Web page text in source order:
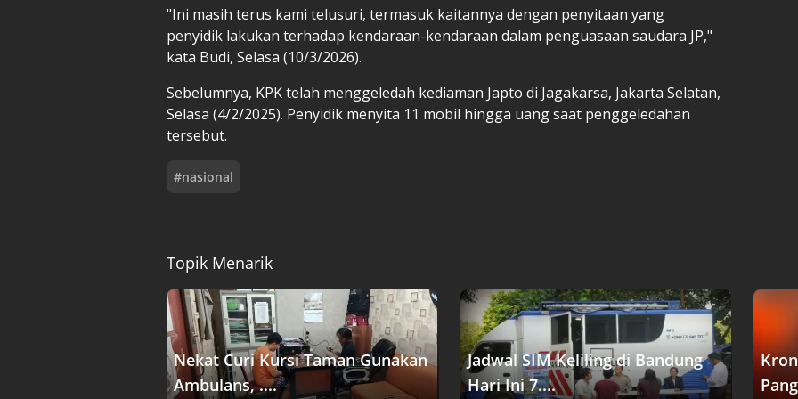
"Ini masih terus kami telusuri, termasuk kaitannya dengan penyitaan yang
penyidik lakukan terhadap kendaraan-kendaraan dalam penguasaan saudara JP,"
kata Budi, Selasa (10/3/2026).
Sebelumnya, KPK telah menggeledah kediaman Japto di Jagakarsa, Jakarta Selatan,
Selasa (4/2/2025). Penyidik menyita 11 mobil hingga uang saat penggeledahan
tersebut.
#nasional
Topik Menarik
Nekat Curi Kursi Taman Gunakan
Ambulans, ....
Jadwal SIM Keliling di Bandung
Hari Ini 7....